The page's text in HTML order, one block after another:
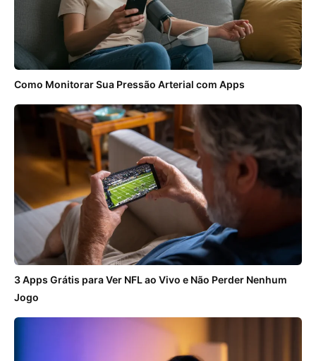
Como Monitorar Sua Pressão Arterial com Apps
3 Apps Grátis para Ver NFL ao Vivo e Não Perder Nenhum
Jogo